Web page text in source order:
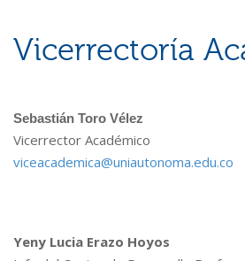
Vicerrectoría
Sebastián Toro Vélez
Vicerrector Académico
viceacademica@uniautonoma.edu.co
Yeny Lucia Erazo Hoyos